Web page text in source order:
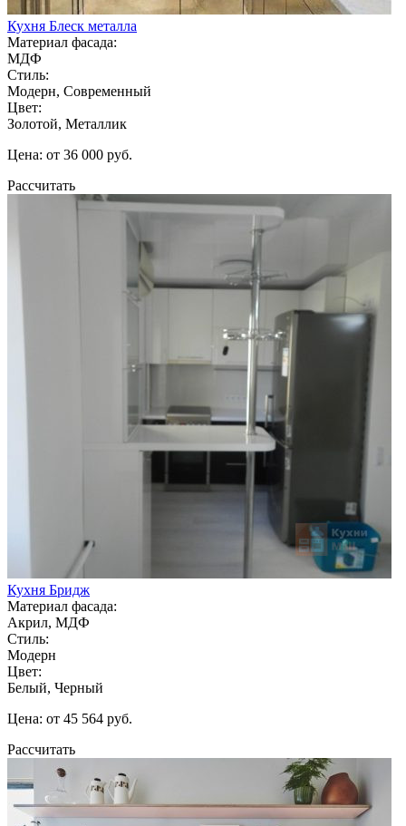
Кухня Блеск металла
Материал фасада:
МДФ
Стиль:
Модерн, Современный
Цвет:
Золотой, Металлик
Цена: от 36 000 руб.
Рассчитать
Кухня Бридж
Материал фасада:
Акрил, МДФ
Стиль:
Модерн
Цвет:
Белый, Черный
Цена: от 45 564 руб.
Рассчитать